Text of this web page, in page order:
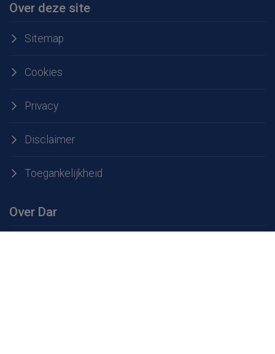
Over deze site
Sitemap
Cookies
Privacy
Disclaimer
Toegankelijkheid
Over Dar